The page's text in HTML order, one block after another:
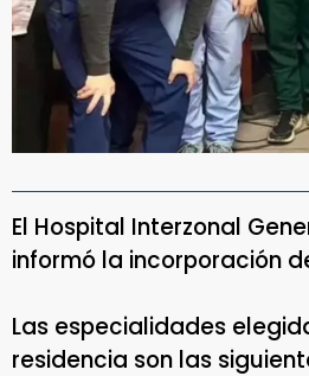
El Hospital Interzonal
informó la incorporación
Las especialidades
residencia son las